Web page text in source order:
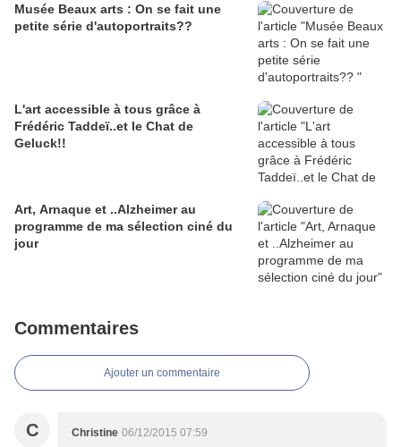
Musée Beaux arts : On se fait une
petite série d'autoportraits??
L'art accessible à tous grâce à
Frédéric Taddeï..et le Chat de
Geluck!!
Art, Arnaque et ..Alzheimer au
programme de ma sélection ciné du
jour
Commentaires
Ajouter un commentaire
C Christine 06/12/2015 07:59